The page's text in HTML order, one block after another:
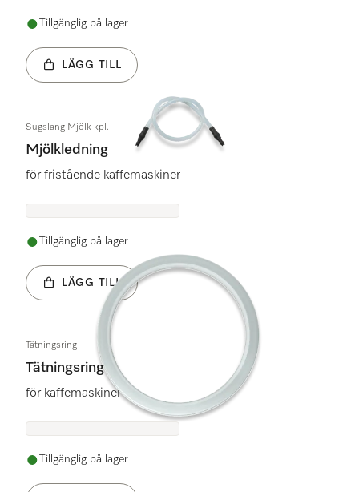
Tillgänglig på lager
LÄGG TILL
Sugslang Mjölk kpl.
Mjölkledning
för fristående kaffemaskiner
Tillgänglig på lager
LÄGG TILL
Tätningsring
Tätningsring
för kaffemaskiner
Tillgänglig på lager